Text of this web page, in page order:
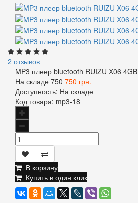
2 отзывов
MP3 плеер bluetooth RUIZU X06 4GB
На складе 750 750 грн.
Доступность: На складе
Код товара: mp3-18
В корзину
Купить в один клик